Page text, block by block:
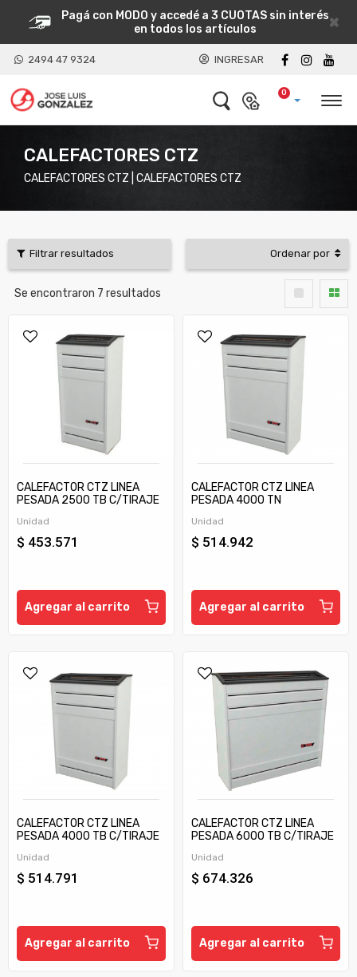
×
Pagá con MODO y accedé a 3 CUOTAS sin interés
en todos los artículos
2494 47 9324 INGRESAR
0
CALEFACTORES CTZ
CALEFACTORES CTZ | CALEFACTORES CTZ
Filtrar resultados Ordenar por
Se encontraron 7 resultados
CALEFACTOR CTZ LINEA
PESADA 2500 TB C/TIRAJE
Unidad
$ 453.571
Agregar al carrito
CALEFACTOR CTZ LINEA
PESADA 4000 TN
Unidad
$ 514.942
Agregar al carrito
CALEFACTOR CTZ LINEA
PESADA 4000 TB C/TIRAJE
Unidad
$ 514.791
Agregar al carrito
CALEFACTOR CTZ LINEA
PESADA 6000 TB C/TIRAJE
Unidad
$ 674.326
Agregar al carrito